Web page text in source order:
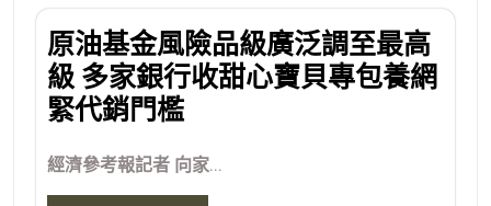
原油基金風險品級廣泛調至最高
級 多家銀行收甜心寶貝專包養網
緊代銷門檻
經濟參考報記者 向家...